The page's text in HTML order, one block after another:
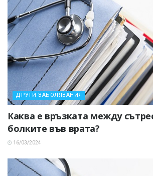
ДРУГИ ЗАБОЛЯВАНИЯ
Каква е връзката между
болките във врата?
16/03/2024